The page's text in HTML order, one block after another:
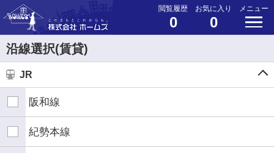
閲覧履歴
0
お気に入り
0
メニュー
沿線選択(賃貸)
JR
阪和線
紀勢本線